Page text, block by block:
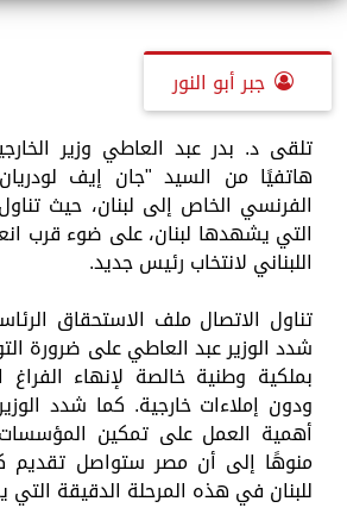
جبر أبو النور
تلقى د. بدر عبد العاطي وزير
هاتفيًا من السيد "جان إيف
الفرنسي الخاص إلى لبنان، حيث
التي يشهدها لبنان، على ضوء قرب
اللبناني لانتخاب رئيس جديد.
تناول الاتصال ملف الاستحقاق
شدد الوزير عبد العاطي على ضرورة
بملكية وطنية خالصة لإنهاء
ودون إملاءات خارجية. كما شدد
أهمية العمل على تمكين المؤسسات
منوهًا إلى أن مصر ستواصل تقديم
للبنان في هذه المرحلة الدقيقة التي